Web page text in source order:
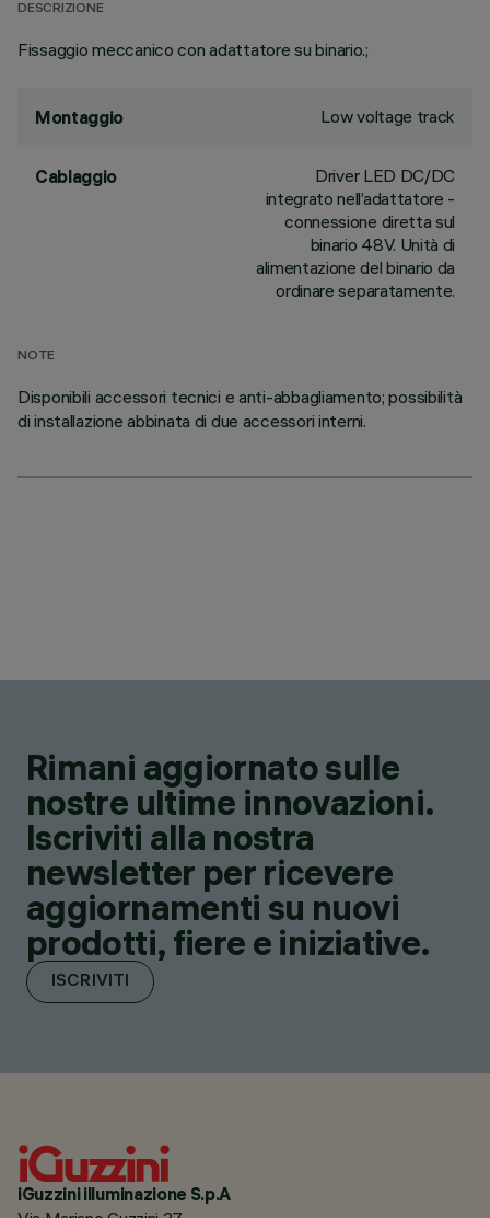
DESCRIZIONE
Fissaggio meccanico con adattatore su binario.;
Montaggio Low voltage track
Cablaggio
Driver LED DC/DC
integrato nell’adattatore -
connessione diretta sul
binario 48V. Unità di
alimentazione del binario da
ordinare separatamente.
NOTE
Disponibili accessori tecnici e anti-abbagliamento; possibilità
di installazione abbinata di due accessori interni.
Rimani aggiornato sulle
nostre ultime innovazioni.
Iscriviti alla nostra
newsletter per ricevere
aggiornamenti su nuovi
prodotti, fiere e iniziative.
ISCRIVITI
iGuzzini illuminazione S.p.A